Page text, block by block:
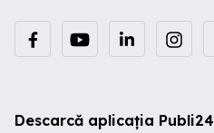
Descarcă aplicația Publi24